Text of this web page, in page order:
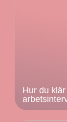
Hur du